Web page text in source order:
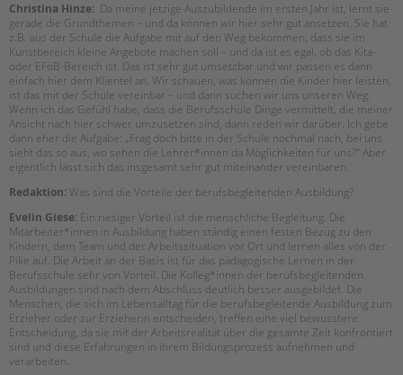
Christina Hinze: Da meine jetzige Auszubildende im ersten Jahr ist, lernt sie
gerade die Grundthemen – und da können wir hier sehr gut ansetzen. Sie hat
z.B. aus der Schule die Aufgabe mit auf den Weg bekommen, dass sie im
Kunstbereich kleine Angebote machen soll – und da ist es egal, ob das Kita-
oder EFöB-Bereich ist. Das ist sehr gut umsetzbar und wir passen es dann
einfach hier dem Klientel an. Wir schauen, was können die Kinder hier leisten,
ist das mit der Schule vereinbar – und dann suchen wir uns unseren Weg.
Wenn ich das Gefühl habe, dass die Berufsschule Dinge vermittelt, die meiner
Ansicht nach hier schwer umzusetzen sind, dann reden wir darüber. Ich gebe
dann eher die Aufgabe: „Frag doch bitte in der Schule nochmal nach, bei uns
sieht das so aus, wo sehen die Lehrer*innen da Möglichkeiten für uns?“ Aber
eigentlich lässt sich das insgesamt sehr gut miteinander vereinbaren.
Redaktion:Was sind die Vorteile der berufsbegleitenden Ausbildung?
Evelin Giese: Ein riesiger Vorteil ist die menschliche Begleitung. Die
Mitarbeiter*innen in Ausbildung haben ständig einen festen Bezug zu den
Kindern, dem Team und der Arbeitssituation vor Ort und lernen alles von der
Pike auf. Die Arbeit an der Basis ist für das pädagogische Lernen in der
Berufsschule sehr von Vorteil. Die Kolleg*innen der berufsbegleitenden
Ausbildungen sind nach dem Abschluss deutlich besser ausgebildet. Die
Menschen, die sich im Lebensalltag für die berufsbegleitende Ausbildung zum
Erzieher oder zur Erzieherin entscheiden, treffen eine viel bewusstere
Entscheidung, da sie mit der Arbeitsrealität über die gesamte Zeit konfrontiert
sind und diese Erfahrungen in ihrem Bildungsprozess aufnehmen und
verarbeiten.